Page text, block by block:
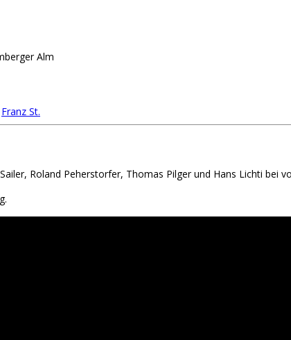
Alm
Franz St.
Roland Peherstorfer, Thomas Pilger und Hans Lichti bei